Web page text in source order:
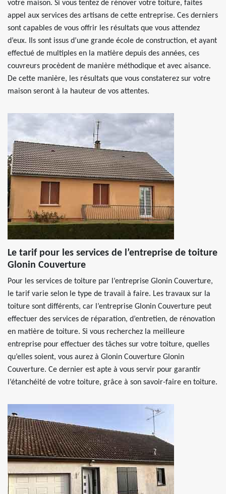
votre maison. Si vous tentez de rénover votre toiture, faites
appel aux services des artisans de cette entreprise. Ces derniers
sont capables de vous offrir les résultats que vous attendez
d’eux. Ils sont issus d’une grande école de construction, et ayant
effectué de multiples en la matière depuis des années, ces
couvreurs procèdent de manière méthodique et avec aisance.
De cette manière, les résultats que vous constaterez sur votre
maison seront à la hauteur de vos attentes.
Le tarif pour les services de l’entreprise de toiture
Glonin Couverture
Pour les services de toiture par l’entreprise Glonin Couverture,
le tarif varie selon le type de travail à faire. Les travaux sur la
toiture sont différents, car l’entreprise Glonin Couverture peut
effectuer des services de réparation, d’entretien, de rénovation
en matière de toiture. Si vous recherchez la meilleure
entreprise pour effectuer des tâches sur votre toiture, quelles
qu’elles soient, vous aurez à Glonin Couverture Glonin
Couverture. Ce dernier est apte à vous servir pour garantir
l’étanchéité de votre toiture, grâce à son savoir-faire en toiture.